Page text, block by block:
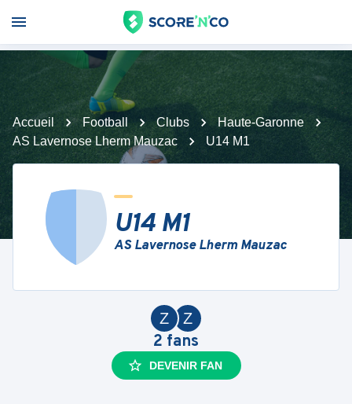
Accueil Football Clubs
Haute-Garonne
AS Lavernose Lherm Mauzac
U14 M1
U14 M1
AS Lavernose Lherm Mauzac
Z
Z
2 fans
DEVENIR FAN